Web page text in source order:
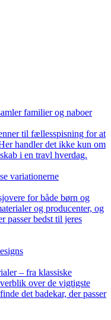
familier og naboer
til fællesspisning for at
handler det ikke kun om
i en travl hverdag.
variationerne
for både børn og
og producenter, og
passer bedst til jeres
– fra klassiske
over de vigtigste
det badekar, der passer